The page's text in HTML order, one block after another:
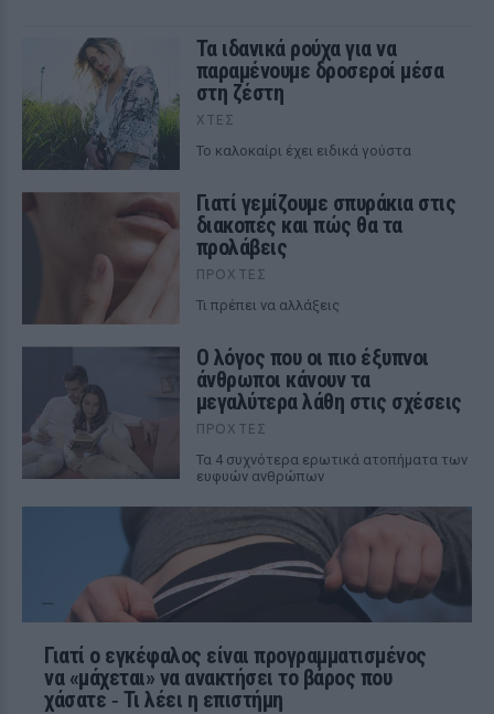
Τα ιδανικά ρούχα για να
παραμένουμε δροσεροί μέσα
στη ζέστη
ΧΤΕΣ
To καλοκαίρι έχει ειδικά γούστα
Γιατί γεμίζουμε σπυράκια στις
διακοπές και πώς θα τα
προλάβεις
ΠΡΟΧΤΈΣ
Τι πρέπει να αλλάξεις
Ο λόγος που οι πιο έξυπνοι
άνθρωποι κάνουν τα
μεγαλύτερα λάθη στις σχέσεις
ΠΡΟΧΤΈΣ
Τα 4 συχνότερα ερωτικά ατοπήματα των
ευφυών ανθρώπων
Γιατί ο εγκέφαλος είναι προγραμματισμένος
να «μάχεται» να ανακτήσει το βάρος που
χάσατε ‑ Τι λέει η επιστήμη